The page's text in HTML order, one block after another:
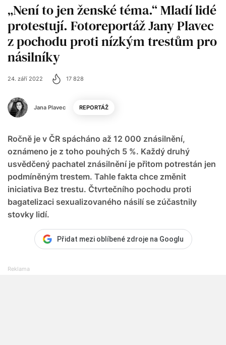
„Není to jen ženské téma.“ Mladí lidé
protestují. Fotoreportáž Jany Plavec
z pochodu proti nízkým trestům pro
násilníky
Jana Plavec
24. září 2022 17 828
REPORTÁŽ
Ročně je v ČR spácháno až 12 000 znásilnění,
oznámeno je z toho pouhých 5 %. Každý druhý
usvědčený pachatel znásilnění je přitom potrestán jen
podmíněným trestem. Tahle fakta chce změnit
iniciativa Bez trestu. Čtvrtečního pochodu proti
bagatelizaci sexualizovaného násilí se zúčastnily
stovky lidí.
Přidat mezi oblíbené zdroje na Googlu